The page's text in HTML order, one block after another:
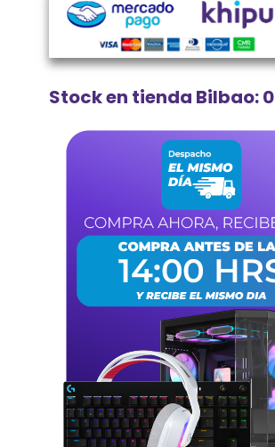
Stock en tienda Bilbao: 0